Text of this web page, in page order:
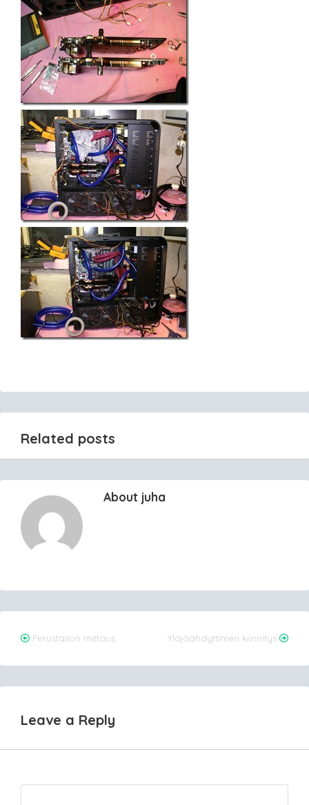
Related posts
About juha
Post
navigation
Perustason mittaus Yläjäähdyttimen kiinnitys
Leave a Reply